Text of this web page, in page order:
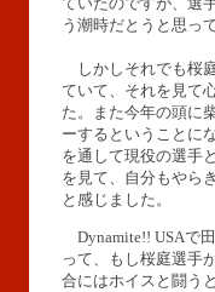
う潮時だとうと思っ
しかしそれでも桜
ていて、それを見て
た。また今年の頭に
ーするということに
を通して現役の選手
を見て、自分もやら
と感じました。
Dynamite!! USAで
って、もし桜庭選手
合にはホイスと闘う